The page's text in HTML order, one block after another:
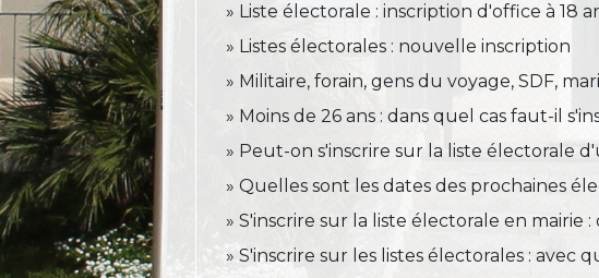
Liste électorale : inscription d'office à 18
Listes électorales : nouvelle inscription
Militaire, forain, gens du voyage, SDF,
Moins de 26 ans : dans quel cas faut-il
Peut-on s'inscrire sur la liste électorale
Quelles sont les dates des prochaines
S'inscrire sur la liste électorale en mairie
S'inscrire sur les listes électorales : avec